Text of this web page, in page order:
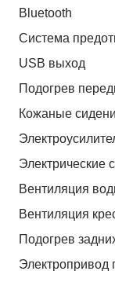
Bluetooth
Система
USB выход
Подогрев
Кожаные
Электрические
Вентиляция
Вентиляция
Подогрев
Электропривод